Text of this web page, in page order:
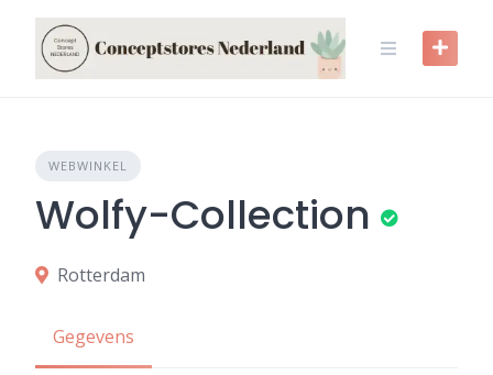
content
WEBWINKEL
Wolfy-Collection
Rotterdam
Gegevens